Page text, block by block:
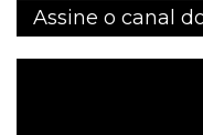
Assine o canal